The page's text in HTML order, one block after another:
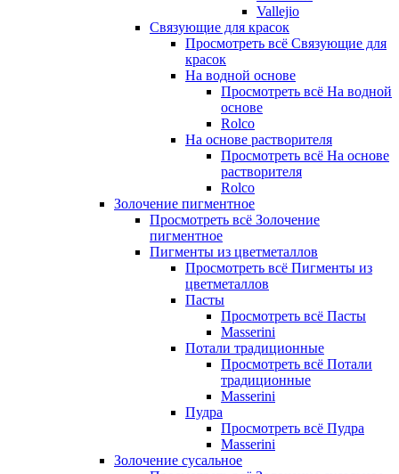
Vallejio
Связующие для красок
Просмотреть всё Связующие для
красок
На водной основе
Просмотреть всё На водной
основе
Rolco
На основе растворителя
Просмотреть всё На основе
растворителя
Rolco
Золочение пигментное
Просмотреть всё Золочение
пигментное
Пигменты из цветметаллов
Просмотреть всё Пигменты из
цветметаллов
Пасты
Просмотреть всё Пасты
Masserini
Потали традиционные
Просмотреть всё Потали
традиционные
Masserini
Пудра
Просмотреть всё Пудра
Masserini
Золочение сусальное